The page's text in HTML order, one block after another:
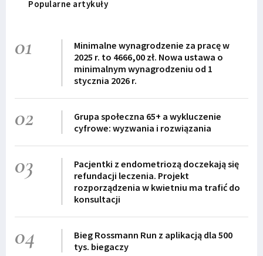
Popularne artykuły
01
Minimalne wynagrodzenie za pracę w
2025 r. to 4666,00 zł. Nowa ustawa o
minimalnym wynagrodzeniu od 1
stycznia 2026 r.
02
Grupa społeczna 65+ a wykluczenie
cyfrowe: wyzwania i rozwiązania
03
Pacjentki z endometriozą doczekają się
refundacji leczenia. Projekt
rozporządzenia w kwietniu ma trafić do
konsultacji
04
Bieg Rossmann Run z aplikacją dla 500
tys. biegaczy